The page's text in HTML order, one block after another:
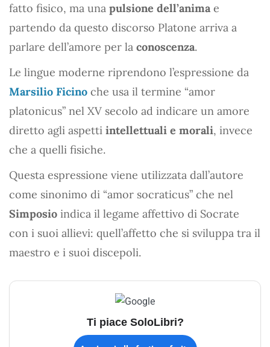
fatto fisico, ma una pulsione dell’anima e
partendo da questo discorso Platone arriva a
parlare dell’amore per la conoscenza.
Le lingue moderne riprendono l’espressione da
Marsilio Ficino che usa il termine “amor
platonicus” nel XV secolo ad indicare un amore
diretto agli aspetti intellettuali e morali, invece
che a quelli fisiche.
Questa espressione viene utilizzata dall’autore
come sinonimo di “amor socraticus” che nel
Simposio indica il legame affettivo di Socrate
con i suoi allievi: quell’affetto che si sviluppa tra il
maestro e i suoi discepoli.
Ti piace SoloLibri?